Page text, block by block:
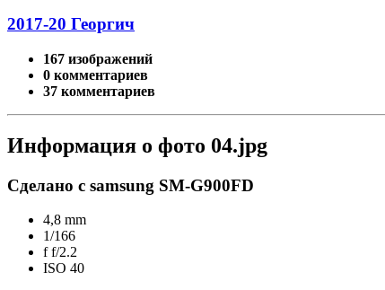
2017-20 Георгич
167 изображений
0 комментариев
37 комментариев
Информация о фото 04.jpg
Сделано с samsung SM-G900FD
4,8 mm
1/166
ff/2.2
ISO 40